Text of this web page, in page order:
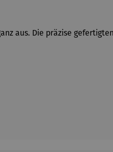
aus. Die präzise